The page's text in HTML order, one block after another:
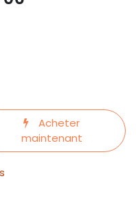
Acheter
maintenant